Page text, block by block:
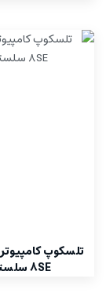
8SE سلسترون